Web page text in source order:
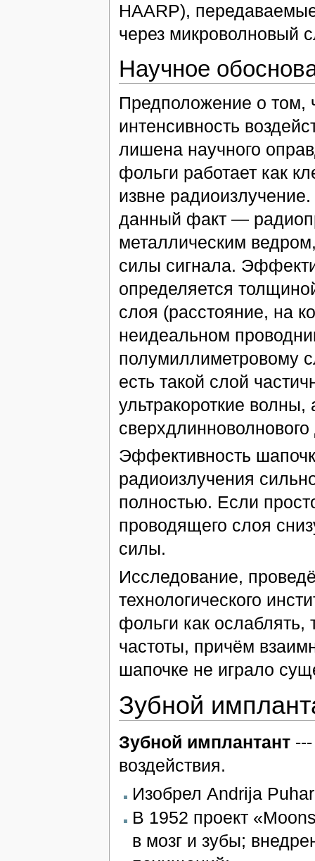
HAARP),
через микроволновый
Научное
Предположение о том,
интенсивность
лишена научного
фольги работает как
извне
данный факт —
металлическим
силы сигнала.
определяется
слоя (расстояние, на
неидеальном
полумиллиметровому
есть такой слой
ультракороткие
Эффективность
радиоизлучения
полностью. Если
проводящего слоя
силы.
Исследование,
технологического
фольги как ослаблять,
частоты, причём
шапочке не играло
Зубной
Зубной имплантант---
воздействия.
Изобрел Andrija
В 1952 проект
в мозг и зубы;